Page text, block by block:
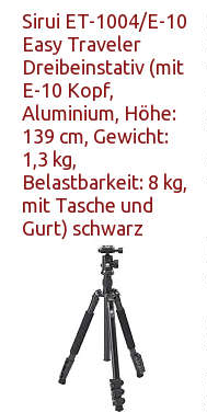
Sirui ET-1004/E-10
Easy Traveler
Dreibeinstativ (mit
E-10 Kopf,
Aluminium, Höhe:
139 cm, Gewicht:
1,3 kg,
Belastbarkeit: 8 kg,
mit Tasche und
Gurt) schwarz